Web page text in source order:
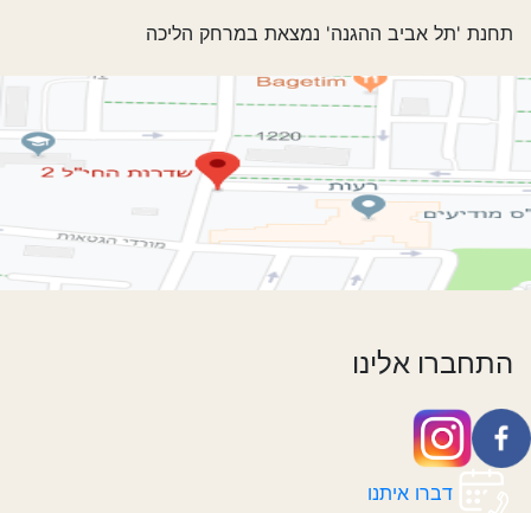
תחנת 'תל אביב ההגנה' נמצאת במרחק הליכה
התחברו אלינו
דברו איתנו